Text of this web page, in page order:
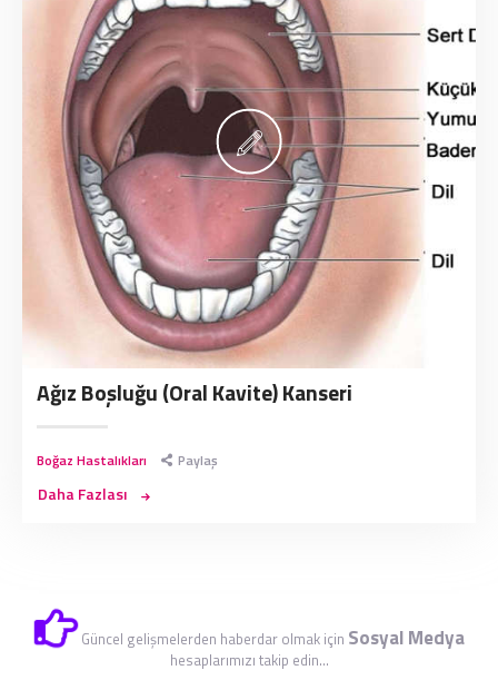
Ağız Boşluğu (Oral Kavite) Kanseri
Boğaz Hastalıkları Paylaş
Daha Fazlası
Güncel gelişmelerden haberdar olmak için Sosyal Medya
hesaplarımızı takip edin...